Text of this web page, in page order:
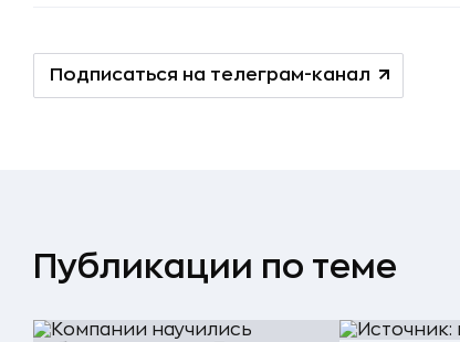
Подписаться на телеграм-канал
Публикации по теме